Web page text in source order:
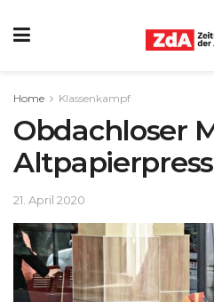
Home Klassenkampf
Obdachloser
21. April 2020